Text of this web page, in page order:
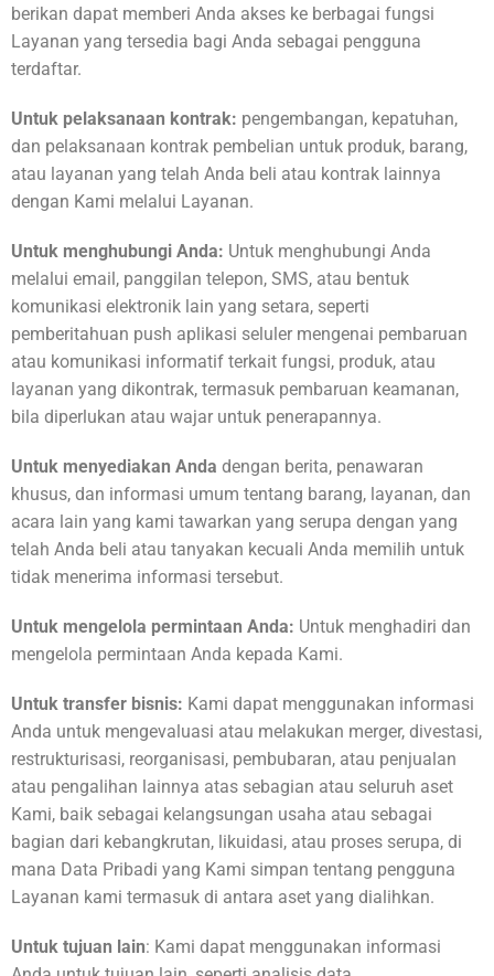
berikan dapat memberi Anda akses ke berbagai fungsi
Layanan yang tersedia bagi Anda sebagai pengguna
terdaftar.
Untuk pelaksanaan kontrak: pengembangan, kepatuhan,
dan pelaksanaan kontrak pembelian untuk produk, barang,
atau layanan yang telah Anda beli atau kontrak lainnya
dengan Kami melalui Layanan.
Untuk menghubungi Anda: Untuk menghubungi Anda
melalui email, panggilan telepon, SMS, atau bentuk
komunikasi elektronik lain yang setara, seperti
pemberitahuan push aplikasi seluler mengenai pembaruan
atau komunikasi informatif terkait fungsi, produk, atau
layanan yang dikontrak, termasuk pembaruan keamanan,
bila diperlukan atau wajar untuk penerapannya.
Untuk menyediakan Anda dengan berita, penawaran
khusus, dan informasi umum tentang barang, layanan, dan
acara lain yang kami tawarkan yang serupa dengan yang
telah Anda beli atau tanyakan kecuali Anda memilih untuk
tidak menerima informasi tersebut.
Untuk mengelola permintaan Anda: Untuk menghadiri dan
mengelola permintaan Anda kepada Kami.
Untuk transfer bisnis: Kami dapat menggunakan informasi
Anda untuk mengevaluasi atau melakukan merger, divestasi,
restrukturisasi, reorganisasi, pembubaran, atau penjualan
atau pengalihan lainnya atas sebagian atau seluruh aset
Kami, baik sebagai kelangsungan usaha atau sebagai
bagian dari kebangkrutan, likuidasi, atau proses serupa, di
mana Data Pribadi yang Kami simpan tentang pengguna
Layanan kami termasuk di antara aset yang dialihkan.
Untuk tujuan lain: Kami dapat menggunakan informasi